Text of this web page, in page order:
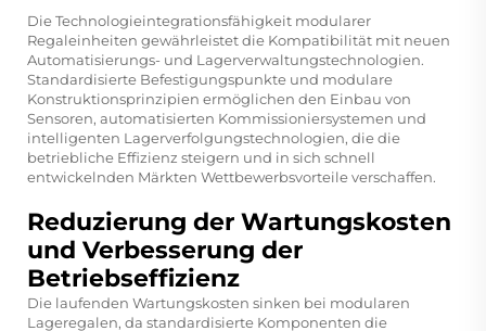
Die Technologieintegrationsfähigkeit modularer
Regaleinheiten gewährleistet die Kompatibilität mit neuen
Automatisierungs- und Lagerverwaltungstechnologien.
Standardisierte Befestigungspunkte und modulare
Konstruktionsprinzipien ermöglichen den Einbau von
Sensoren, automatisierten Kommissioniersystemen und
intelligenten Lagerverfolgungstechnologien, die die
betriebliche Effizienz steigern und in sich schnell
entwickelnden Märkten Wettbewerbsvorteile verschaffen.
Reduzierung der Wartungskosten
und Verbesserung der
Betriebseffizienz
Die laufenden Wartungskosten sinken bei modularen
Lageregalen, da standardisierte Komponenten die